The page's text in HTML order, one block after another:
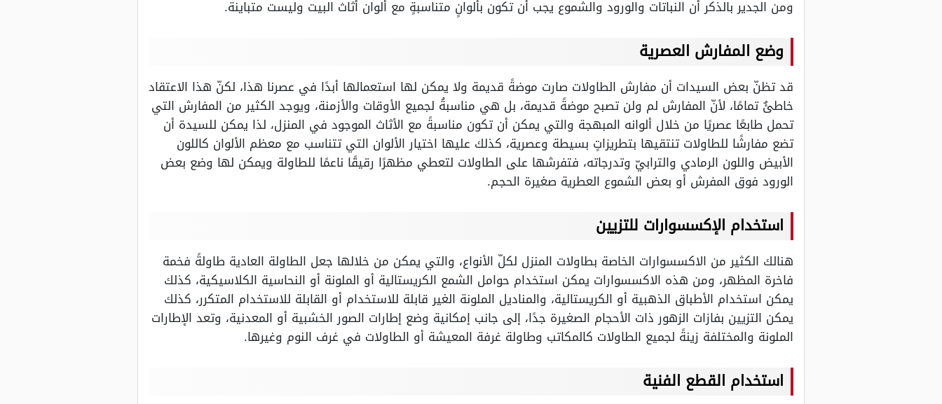
ومن الجدير بالذكر أن النباتات والورود والشموع يجب أن تكون بألوانٍ متناسبةٍ مع ألوان أثاث البيت وليست متباينة.
وضع المفارش العصرية
قد تظنّ بعض السيدات أن مفارش الطاولات صارت موضةً قديمة ولا يمكن لها استعمالها أبدًا في عصرنا هذا، لكنّ هذا الاعتقاد
خاطئٌ تمامًا، لأنّ المفارش لم ولن تصبح موضةً قديمة، بل هي مناسبةُ لجميع الأوقات والأزمنة، ويوجد الكثير من المفارش التي
تحمل طابعًا عصريًا من خلال ألوانه المبهجة والتي يمكن أن تكون مناسبةً مع الأثاث الموجود في المنزل، لذا يمكن للسيدة أن
تضع مفارشًا للطاولات تنتقيها بتطريزاتٍ بسيطة وعصرية، كذلك عليها اختيار الألوان التي تتناسب مع معظم الألوان كاللون
الأبيض واللون الرمادي والترابيّ وتدرجاته، فتفرشها على الطاولات لتعطي مظهرًا رقيقًا ناعمًا للطاولة ويمكن لها وضع بعض
الورود فوق المفرش أو بعض الشموع العطرية صغيرة الحجم.
استخدام الإكسسوارات للتزيين
هنالك الكثير من الاكسسوارات الخاصة بطاولات المنزل لكلّ الأنواع، والتي يمكن من خلالها جعل الطاولة العادية طاولةً فخمة
فاخرة المظهر، ومن هذه الاكسسوارات يمكن استخدام حوامل الشمع الكريستالية أو الملونة أو النحاسية الكلاسيكية، كذلك
يمكن استخدام الأطباق الذهبية أو الكريستالية، والمناديل الملونة الغير قابلة للاستخدام أو القابلة للاستخدام المتكرر، كذلك
يمكن التزيين بفازات الزهور ذات الأحجام الصغيرة جدًا، إلى جانب إمكانية وضع إطارات الصور الخشبية أو المعدنية، وتعد الإطارات
الملونة والمختلفة زينةً لجميع الطاولات كالمكاتب وطاولة غرفة المعيشة أو الطاولات في غرف النوم وغيرها.
استخدام القطع الفنية